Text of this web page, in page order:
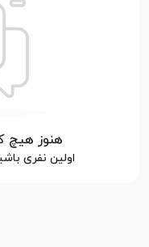
هنوز هیچ
اولین نفری